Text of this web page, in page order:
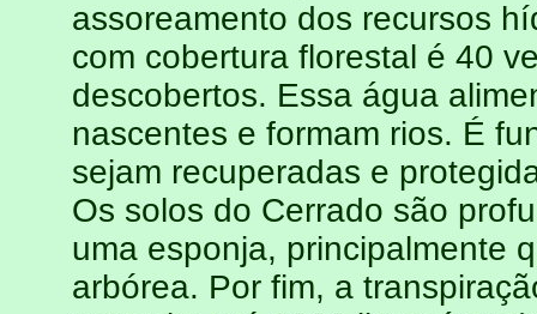
assoreamento dos recursos
com cobertura florestal é 40
descobertos. Essa água
nascentes e formam rios. É
sejam recuperadas e
Os solos do Cerrado são
uma esponja, principalmente
arbórea. Por fim, a